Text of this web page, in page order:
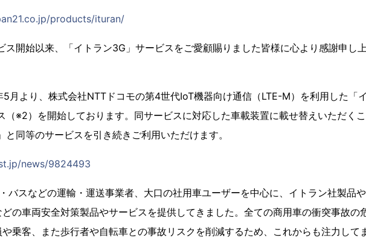
products/ituran/
ス開始以来、「イトラン3G」サービスをご愛顧賜りました皆様に心より感謝申し
月より、株式会社NTTドコモの第4世代IoT機器向け通信（LTE-M）を利用した「イ
（※2）を開始しております。同サービスに対応した車載装置に載せ替えいただく
と同等のサービスを引き続きご利用いただけます。
news/9824493
バスなどの運輸・運送事業者、大口の社用車ユーザーを中心に、イトラン社製品
の車両安全対策製品やサービスを提供してきました。全ての商用車の衝突事故の
乗客、また歩行者や自転車との事故リスクを削減するため、これからも注力して